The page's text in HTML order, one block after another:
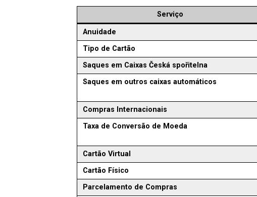
Serviço
Anuidade
Tipo de Cartão
Saques em Caixas Česká spořitelna
Saques em outros caixas automáticos
Compras Internacionais
Taxa de Conversão de Moeda
Cartão Virtual
Cartão Físico
Parcelamento de Compras